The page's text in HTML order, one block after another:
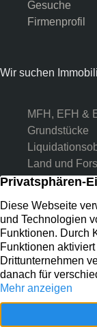
Gesuche
Firmenprofil
Wir suchen
MFH, EFH &
Grundstücke
Land und
Kontakt
Preussenstr. 31
41464 Neuss